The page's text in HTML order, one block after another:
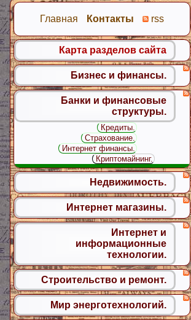
Главная Контакты rss
Карта разделов сайта
Бизнес и финансы.
Банки и финансовые
структуры.
Кредиты.
Страхование.
Интернет финансы.
Криптомайнинг.
Недвижимость.
Интернет магазины.
Интернет и
информационные
технологии.
Строительство и ремонт.
Мир энерготехнологий.